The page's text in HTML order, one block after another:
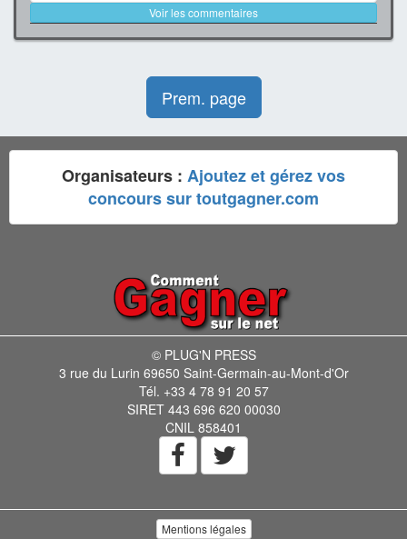
Voir les commentaires
Prem. page
Organisateurs : Ajoutez et gérez vos
concours sur toutgagner.com
© PLUG'N PRESS
3 rue du Lurin 69650 Saint-Germain-au-Mont-d'Or
Tél. +33 4 78 91 20 57
SIRET 443 696 620 00030
CNIL 858401
Mentions légales